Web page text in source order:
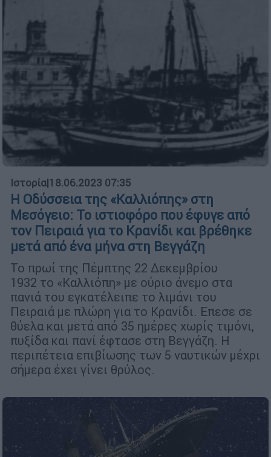
Ιστορία|18.06.2023 07:35
Η Οδύσσεια της «Καλλιόπης» στη
Μεσόγειο: Το ιστιοφόρο που έφυγε από
τον Πειραιά για το Κρανίδι και βρέθηκε
μετά από ένα μήνα στη Βεγγάζη
Το πρωί της Πέμπτης 22 Δεκεμβρίου
1932 το «Καλλιόπη» με ούριο άνεμο στα
πανιά του εγκατέλειπε το λιμάνι του
Πειραιά με πλώρη για το Κρανίδι. Επεσε σε
θύελα και μετά από 35 ημέρες χωρίς τιμόνι,
πυξίδα και πανί έφτασε στη Βεγγάζη. Η
περιπέτεια επιβίωσης των 5 ναυτικών μέχρι
σήμερα έχει γίνει θρύλος.